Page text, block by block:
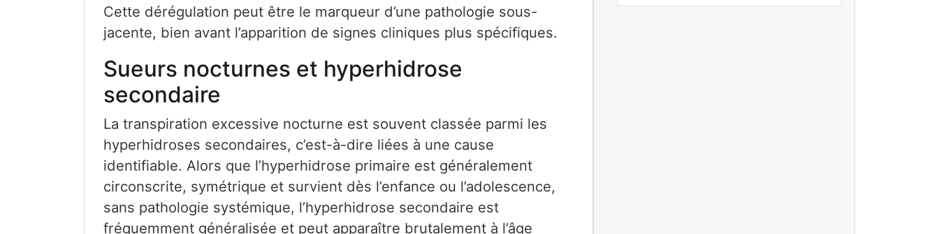
Cette dérégulation peut être le marqueur d’une pathologie sous-
jacente, bien avant l’apparition de signes cliniques plus spécifiques.
Sueurs nocturnes et hyperhidrose
secondaire
La transpiration excessive nocturne est souvent classée parmi les
hyperhidroses secondaires, c’est-à-dire liées à une cause
identifiable. Alors que l’hyperhidrose primaire est généralement
circonscrite, symétrique et survient dès l’enfance ou l’adolescence,
sans pathologie systémique, l’hyperhidrose secondaire est
fréquemment généralisée et peut apparaître brutalement à l’âge